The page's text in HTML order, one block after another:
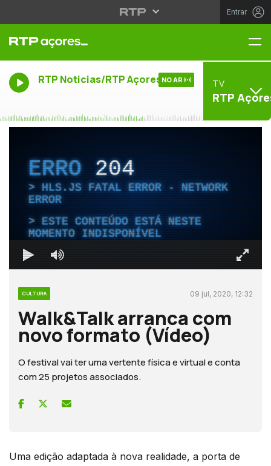
Entrar
RTP Noticias/RTP Açores NO AR TV
RTP
ERRO204
HLS.JS FATAL ERROR - NETWORK
ERROR
ESTE CONTEÚDO ESTÁ NESTE
MOMENTO INDISPONÍVEL
CULTURA 09 jul, 2020, 12:32
Walk&Talk arranca com
novo formato (Vídeo)
O festival vai ter uma vertente física e virtual e conta
com 25 projetos associados.
Uma edição adaptada à nova realidade, a porta de